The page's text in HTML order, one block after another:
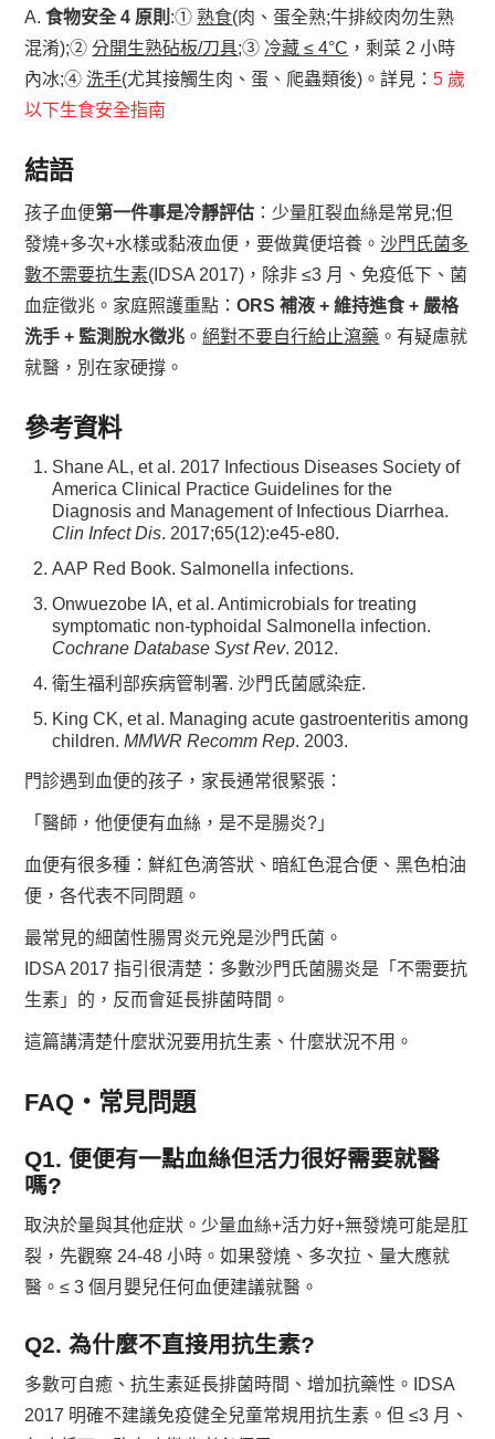
A.食物安全 4 原則 :① 熟食(肉、蛋全熟;牛排絞肉勿生熟
混淆);②分開生熟砧板/刀具;③ 冷藏 ≤ 4°C ，剩菜 2 小時
內冰;④洗手(尤其接觸生肉、蛋、爬蟲類後)。詳見：5 歲
以下生食安全指南
結語
孩子血便第一件事是冷靜評估 ：少量肛裂血絲是常見;但
發燒+多次+水樣或黏液血便，要做糞便培養。沙門氏菌多
數不需要抗生素(IDSA 2017)，除非 ≤3 月、免疫低下、菌
血症徵兆。家庭照護重點：ORS 補液 + 維持進食 + 嚴格
洗手 + 監測脫水徵兆 。絕對不要自行給止瀉藥 。有疑慮就
就醫，別在家硬撐。
參考資料
Shane AL, et al. 2017 Infectious Diseases Society of
America Clinical Practice Guidelines for the
Diagnosis and Management of Infectious Diarrhea.
Clin Infect Dis. 2017;65(12):e45-e80.
AAP Red Book. Salmonella infections.
Onwuezobe IA, et al. Antimicrobials for treating
symptomatic non-typhoidal Salmonella infection.
Cochrane Database Syst Rev. 2012.
衛生福利部疾病管制署. 沙門氏菌感染症.
King CK, et al. Managing acute gastroenteritis among
children.MMWR Recomm Rep. 2003.
門診遇到血便的孩子，家長通常很緊張：
「醫師，他便便有血絲，是不是腸炎?」
血便有很多種：鮮紅色滴答狀、暗紅色混合便、黑色柏油
便，各代表不同問題。
最常見的細菌性腸胃炎元兇是沙門氏菌。
IDSA 2017 指引很清楚：多數沙門氏菌腸炎是「不需要抗
生素」的，反而會延長排菌時間。
這篇講清楚什麼狀況要用抗生素、什麼狀況不用。
FAQ・常見問題
Q1. 便便有一點血絲但活力很好需要就醫
嗎?
取決於量與其他症狀。少量血絲+活力好+無發燒可能是肛
裂，先觀察 24-48 小時。如果發燒、多次拉、量大應就
醫。≤ 3 個月嬰兒任何血便建議就醫。
Q2. 為什麼不直接用抗生素?
多數可自癒、抗生素延長排菌時間、增加抗藥性。IDSA
2017 明確不建議免疫健全兒童常規用抗生素。但 ≤3 月、